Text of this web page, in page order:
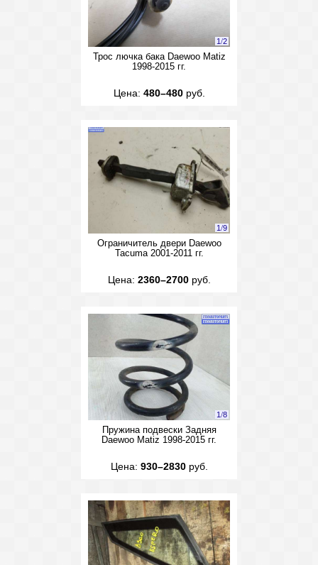
1/2
Трос лючка бака Daewoo Matiz
1998-2015 гг.
Цена: 480–480руб.
1/9
Ограничитель двери Daewoo
Tacuma 2001-2011 гг.
Цена: 2360–2700руб.
1/8
Пружина подвески Задняя
Daewoo Matiz 1998-2015 гг.
Цена: 930–2830руб.